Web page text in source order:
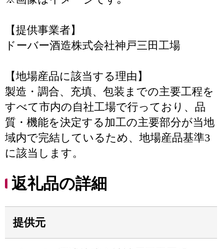
【提供事業者】
ドーバー酒造株式会社神戸三田工場
【地場産品に該当する理由】
製造・調合、充填、包装までの主要工程を
すべて市内の自社工場で行っており、品
質・機能を決定する加工の主要部分が当地
域内で完結しているため、地場産品基準3
に該当します。
返礼品の詳細
提供元